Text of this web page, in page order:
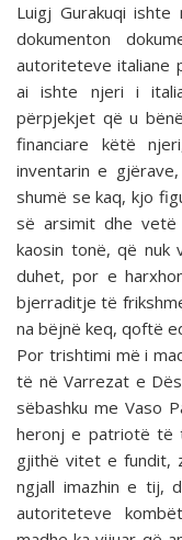
Luigj Gurakuqi
dokumenton
autoriteteve italiane
ai ishte njeri i
përpjekjet që u
financiare këtë
inventarin e
shumë se kaq, kjo
së arsimit dhe
kaosin tonë, që nuk
duhet, por e
bjerraditje të
na bëjnë keq, qoftë
Por trishtimi më i
të në Varrezat e
sëbashku me Vaso
heronj e patriotë të
gjithë vitet e fundit,
ngjall imazhin e tij,
autoriteteve